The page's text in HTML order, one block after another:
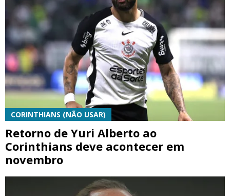
CORINTHIANS (NÃO USAR)
Retorno de Yuri Alberto ao
Corinthians deve acontecer em
novembro